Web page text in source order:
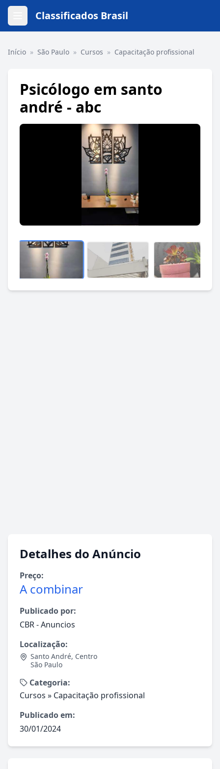
Classificados Brasil
Início » São Paulo » Cursos » Capacitação profissional
Psicólogo em santo
andré - abc
Detalhes do Anúncio
Preço:
A combinar
Publicado por:
CBR - Anuncios
Localização:
Santo André, Centro
São Paulo
Categoria:
Cursos » Capacitação profissional
Publicado em:
30/01/2024